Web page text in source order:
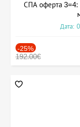
СПА оферта 3=4:
Дата:
-25%
192.00€